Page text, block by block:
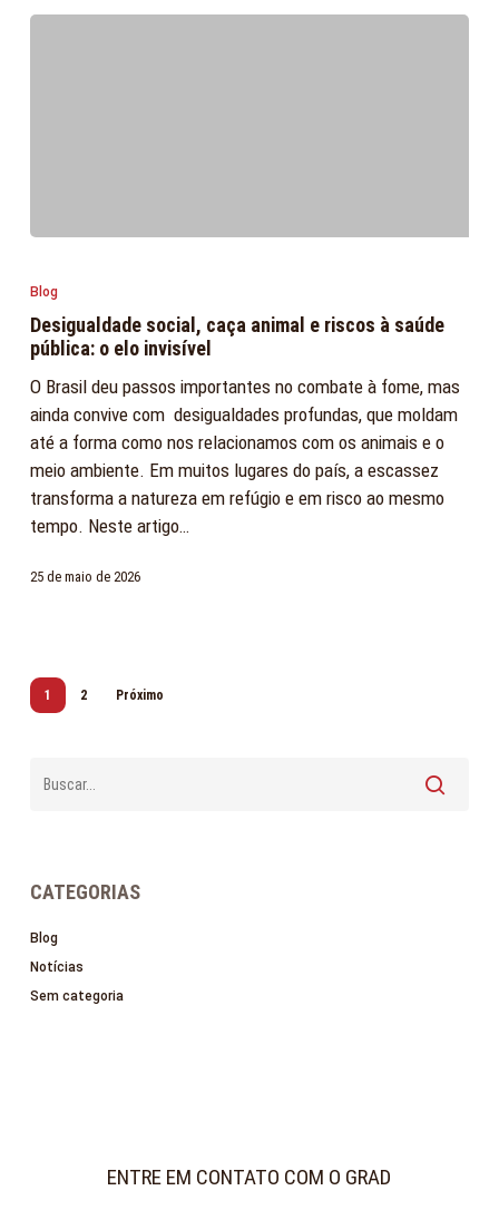
caça
animal
e
riscos
à
saúde
pública:
o
elo
Blog
Desigualdade social, caça animal e riscos à saúde
pública: o elo invisível
O Brasil deu passos importantes no combate à fome, mas
ainda convive com desigualdades profundas, que moldam
até a forma como nos relacionamos com os animais e o
meio ambiente. Em muitos lugares do país, a escassez
transforma a natureza em refúgio e em risco ao mesmo
tempo. Neste artigo…
25 de maio de 2026
1 2 Próximo
CATEGORIAS
Blog
Notícias
Sem categoria
ENTRE EM CONTATO COM O GRAD